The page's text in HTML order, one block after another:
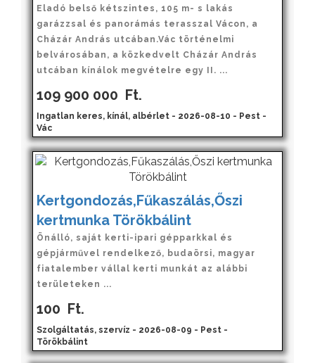
Eladó belső kétszintes, 105 m- s lakás
garázzsal és panorámás terasszal Vácon, a
Cházár András utcában.Vác történelmi
belvárosában, a közkedvelt Cházár András
utcában kínálok megvételre egy II. ...
109 900 000 Ft.
Ingatlan keres, kínál, albérlet - 2026-08-10 - Pest -
Vác
Kertgondozás,Fűkaszálás,Őszi
kertmunka Törökbálint
Önálló, saját kerti-ipari gépparkkal és
gépjárművel rendelkező, budaörsi, magyar
fiatalember vállal kerti munkát az alábbi
területeken ...
100 Ft.
Szolgáltatás, szervíz - 2026-08-09 - Pest -
Törökbálint